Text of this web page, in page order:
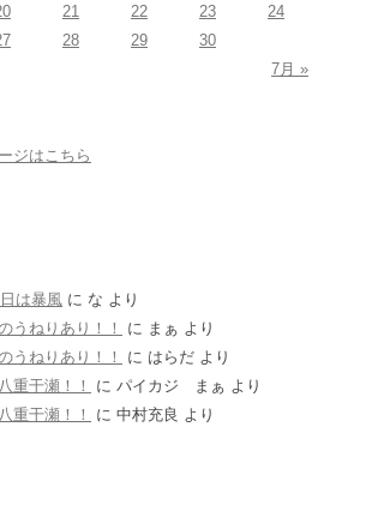
21 22 23
24
28 29
30
7月 »
ジはこちら
は暴風 に な より
うねりあり！！
に まぁ より
うねりあり！！
に はらだ より
重干瀬！！
に パイカジ まぁ より
重干瀬！！
に 中村充良 より